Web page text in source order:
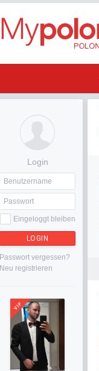
Login
Eingeloggt bleiben
LOGIN
Passwort vergessen?
Neu registrieren